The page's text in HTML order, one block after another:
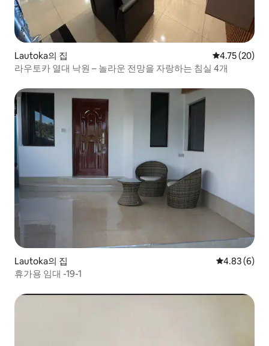
Lautoka의 집 평점 4.75점
4.75 (20)
라우토카 열대 낙원 – 놀라운 전망을 자랑하는 침실 4개
Lautoka의 집 평점 4.83점
4.83 (6)
휴가용 임대 -19-1